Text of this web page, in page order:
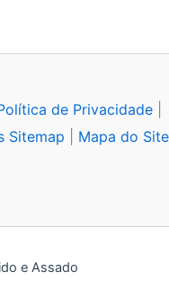
de Privacidade
Sitemap Mapa do Site
e Assado